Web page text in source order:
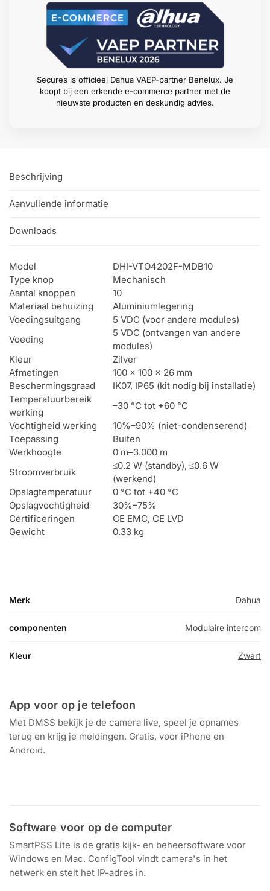
Secures is officieel Dahua VAEP-partner Benelux. Je
koopt bij een erkende e-commerce partner met de
nieuwste producten en deskundig advies.
Beschrijving
Aanvullende informatie
Downloads
Model
DHI-VTO4202F-MDB10
Type knop
Mechanisch
Aantal knoppen
10
Materiaal behuizing
Aluminiumlegering
Voedingsuitgang
5 VDC (voor andere modules)
Voeding
5 VDC (ontvangen van andere
modules)
Kleur
Zilver
Afmetingen
100 × 100 × 26 mm
Beschermingsgraad
IK07, IP65 (kit nodig bij installatie)
Temperatuurbereik
werking
–30 °C tot +60 °C
Vochtigheid werking
10%–90% (niet-condenserend)
Toepassing
Buiten
Werkhoogte
0 m–3.000 m
Stroomverbruik
≤0.2 W (standby), ≤0.6 W
(werkend)
Opslagtemperatuur
0 °C tot +40 °C
Opslagvochtigheid
30%–75%
Certificeringen
CE EMC, CE LVD
Gewicht
0.33 kg
Merk Dahua
componenten Modulaire intercom
Kleur Zwart
App voor op je telefoon
Met DMSS bekijk je de camera live, speel je opnames
terug en krijg je meldingen. Gratis, voor iPhone en
Android.
Software voor op de computer
SmartPSS Lite is de gratis kijk- en beheersoftware voor
Windows en Mac. ConfigTool vindt camera's in het
netwerk en stelt het IP-adres in.